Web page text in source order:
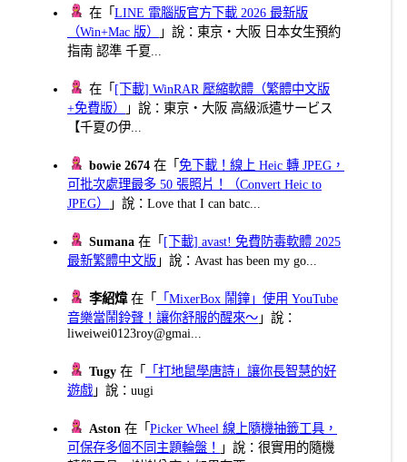
在「LINE 電腦版官方下載 2026 最新版
（Win+Mac 版）
」說：東京・大阪 日本女生預約
指南 認準 千夏...
在「 [下載] WinRAR 壓縮軟體（繁體中文版
+免費版）
」說：東京・大阪 高級派遣サービス
【千夏の伊...
bowie 2674 在「免下載！線上 Heic 轉 JPEG，
可批次處理最多 50 張照片！（Convert Heic to
JPEG）
」說：Love that I can batc...
Sumana 在「 [下載] avast! 免費防毒軟體 2025
最新繁體中文版 」說：Avast has been my go...
李紹煒在「
「MixerBox 鬧鐘」使用 YouTube
音樂當鬧鈴聲！讓你舒服的醒來～ 」說：
liweiwei0123roy@gmai...
Tugy 在「
「打地鼠學唐詩」讓你長智慧的好
遊戲 」說：uugi
Aston 在「Picker Wheel 線上隨機抽籤工具，
可保存多個不同主題輪盤！
」說：很實用的隨機